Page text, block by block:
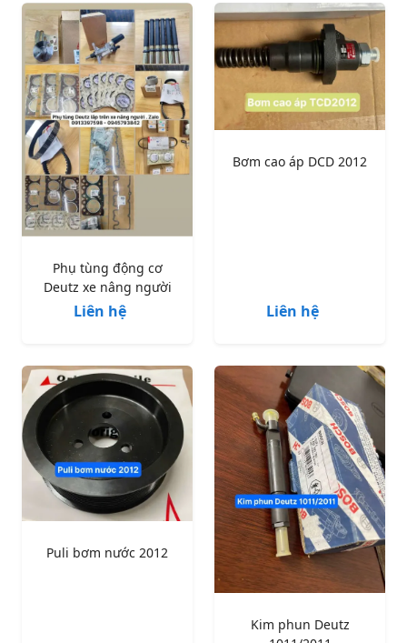
Phụ tùng động cơ
Deutz xe nâng người
Liên hệ
Bơm cao áp DCD 2012
Liên hệ
Puli bơm nước 2012
Kim phun Deutz